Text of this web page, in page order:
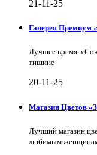
21-11-25
Галерея
Лучшее время в
тишине
20-11-25
Магазин Цветов
Лучший магазин
любимым